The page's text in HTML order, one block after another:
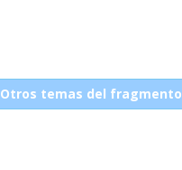
Otros temas del fragmento